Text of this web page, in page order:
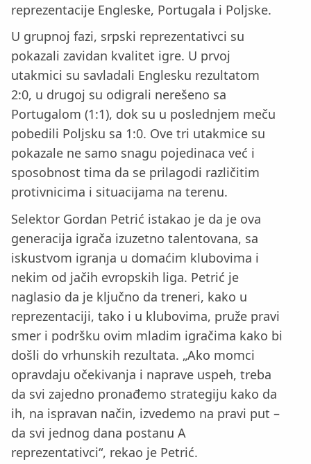
reprezentacije Engleske, Portugala i Poljske.
U grupnoj fazi, srpski reprezentativci su
pokazali zavidan kvalitet igre. U prvoj
utakmici su savladali Englesku rezultatom
2:0, u drugoj su odigrali nerešeno sa
Portugalom (1:1), dok su u poslednjem meču
pobedili Poljsku sa 1:0. Ove tri utakmice su
pokazale ne samo snagu pojedinaca već i
sposobnost tima da se prilagodi različitim
protivnicima i situacijama na terenu.
Selektor Gordan Petrić istakao je da je ova
generacija igrača izuzetno talentovana, sa
iskustvom igranja u domaćim klubovima i
nekim od jačih evropskih liga. Petrić je
naglasio da je ključno da treneri, kako u
reprezentaciji, tako i u klubovima, pruže pravi
smer i podršku ovim mladim igračima kako bi
došli do vrhunskih rezultata. „Ako momci
opravdaju očekivanja i naprave uspeh, treba
da svi zajedno pronađemo strategiju kako da
ih, na ispravan način, izvedemo na pravi put –
da svi jednog dana postanu A
reprezentativci“, rekao je Petrić.